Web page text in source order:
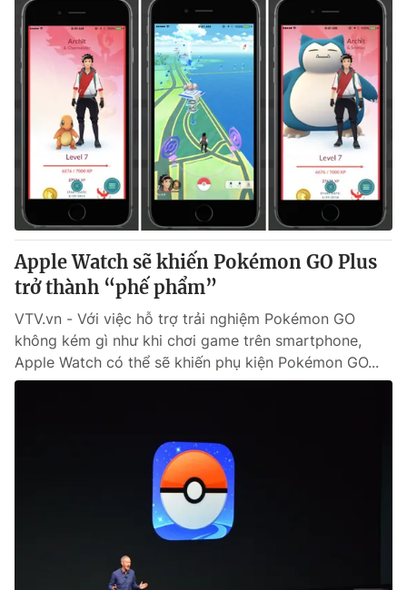
Video Shorts video
VTV Money VTV Thể thao
VTV Sức khoẻ Bất động sản
Thị trường 24h Tấm lòng Việt
VTV4 Vươn mình bằng AI
VTV9 VTV8
Liên hệ tòa soạn English
Cơ quan chủ quản:
Cơ quan báo chí:Thời báo VTV
Apple Watch sẽ khiến Pokémon GO Plus
trở thành “phế phẩm”
VTV.vn - Với việc hỗ trợ trải nghiệm Pokémon GO
không kém gì như khi chơi game trên smartphone,
Apple Watch có thể sẽ khiến phụ kiện Pokémon GO...